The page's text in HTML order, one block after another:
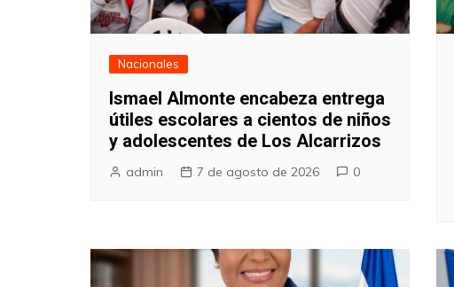
Nacionales
Ismael Almonte encabeza entrega
útiles escolares a cientos de niños
y adolescentes de Los Alcarrizos
admin 7 de agosto de 2026 0